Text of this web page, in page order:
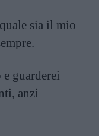
sia il mio
guarderei
anzi